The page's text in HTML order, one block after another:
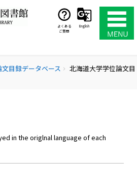
よくある
ご質問
English
目録データベース chevron_right
北海道大学学位論文目
in the origlnal language of each